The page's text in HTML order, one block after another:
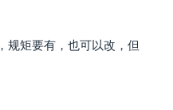
规矩要有，也可以改，但